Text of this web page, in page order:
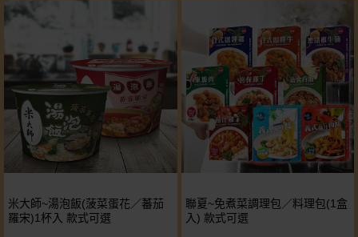
米大師~湯泡飯(菠菜蛋花／蕃茄
羅宋)1杯入 款式可選
聯夏~免煮菜調理包／料理包(1盒
入) 款式可選